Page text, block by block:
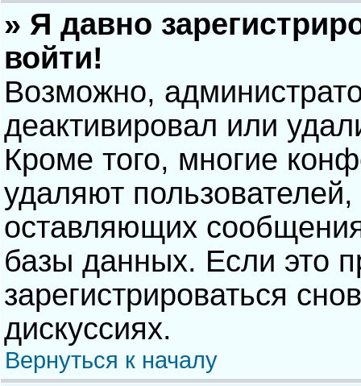
» Я давно
войти!
Возможно,
деактивировал или
Кроме того, многие
удаляют
оставляющих
базы данных. Если это
зарегистрироваться
дискуссиях.
Вернуться к началу